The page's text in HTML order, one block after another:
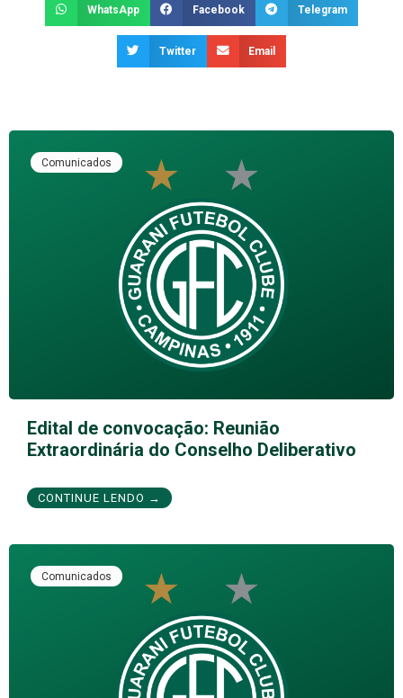
WhatsApp Facebook Telegram
Twitter Email
Comunicados
Edital de convocação: Reunião
Extraordinária do Conselho Deliberativo
CONTINUE LENDO →
Comunicados